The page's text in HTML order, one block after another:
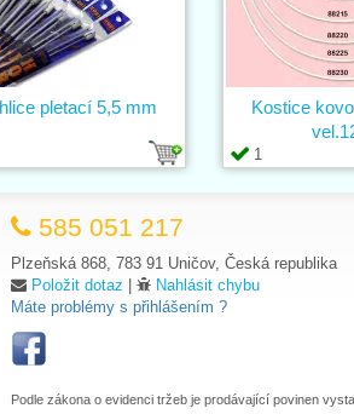
pletací 5,5 mm
1
Kostice
585 051 217
Plzeňská 868, 783 91 Uničov, Česká republika
Položit dotaz |
Nahlásit chybu
Máte problémy s přihlášením ?
Podle zákona o evidenci tržeb je prodávající povinen